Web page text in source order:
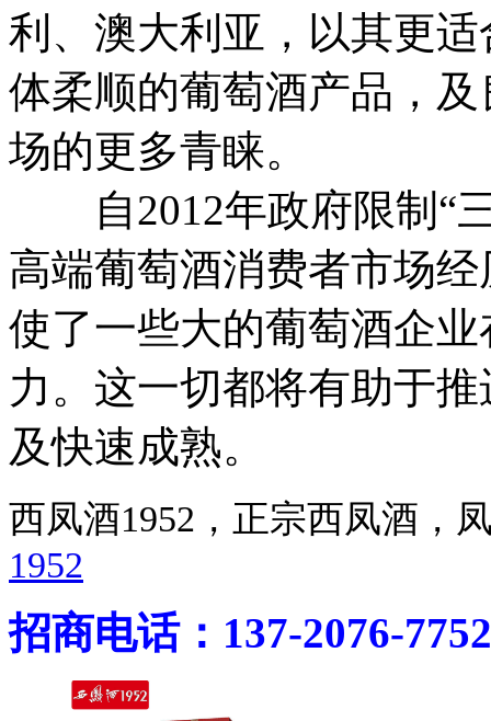
利、澳大利亚，以其更
体柔顺的葡萄酒产品，
场的更多青睐。
自2012年政府限制“三
高端葡萄酒消费者市场
使了一些大的葡萄酒企
力。这一切都将有助于
及快速成熟。
西凤酒1952，正宗西凤酒
1952
招商电话：137-2076-7752